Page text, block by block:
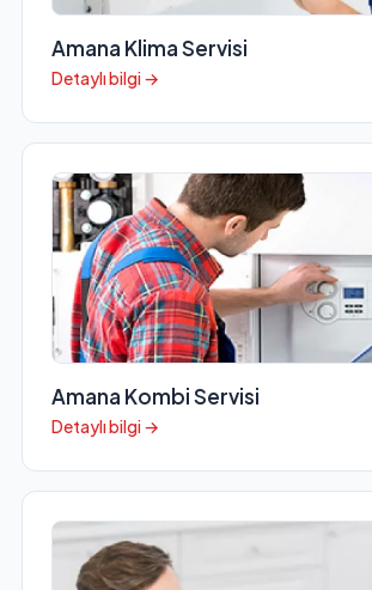
Amana Klima Servisi
Detaylı bilgi →
Amana Kombi Servisi
Detaylı bilgi →